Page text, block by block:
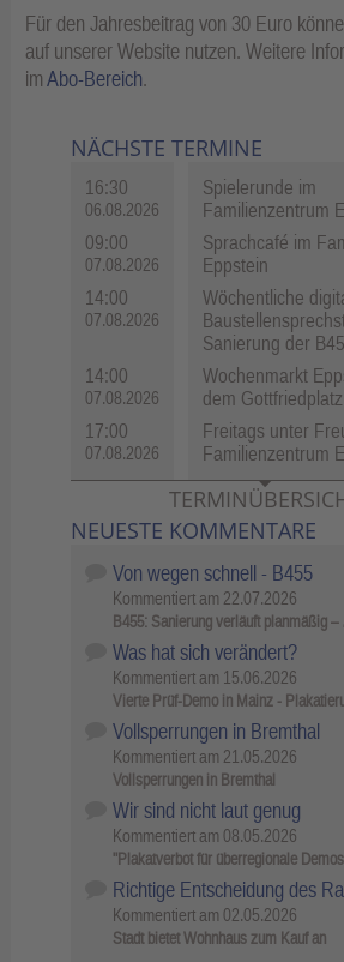
Für den Jahresbeitrag von 30 Euro
auf unserer Website nutzen. Weitere
imAbo-Bereich.
NÄCHSTE TERMINE
16:30
06.08.2026
Spielerunde im
Familienzentrum
09:00
07.08.2026
Sprachcafé im
Eppstein
14:00
07.08.2026
Wöchentliche
Sanierung der
14:00
07.08.2026
Wochenmarkt
dem Gottfriedplatz
17:00
07.08.2026
Freitags unter
Familienzentrum
NEUESTE KOMMENTARE
Von wegen schnell - B455
Kommentiert am 22.07.2026
B455: Sanierung verläuft planmäßig
Was hat sich verändert?
Kommentiert am 15.06.2026
Vierte Prüf-Demo in Mainz -
Vollsperrungen in Bremthal
Kommentiert am 21.05.2026
Vollsperrungen in Bremthal
Wir sind nicht laut genug
Kommentiert am 08.05.2026
"Plakatverbot für überregionale
Richtige Entscheidung des
Kommentiert am 02.05.2026
Stadt bietet Wohnhaus zum Kauf an